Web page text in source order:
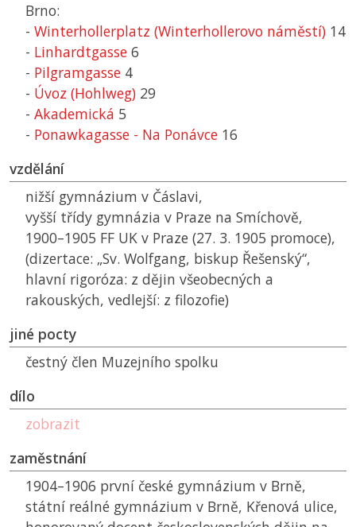
Brno:
- Winterhollerplatz (Winterhollerovo náměstí) 14
- Linhardtgasse 6
- Pilgramgasse 4
- Úvoz (Hohlweg) 29
- Akademická 5
- Ponawkagasse - Na Ponávce 16
vzdělání
nižší gymnázium v Čáslavi,
vyšší třídy gymnázia v Praze na Smíchově,
1900–1905 FF UK v Praze (27. 3. 1905 promoce),
(dizertace: „Sv. Wolfgang, biskup Řešenský“,
hlavní rigoróza: z dějin všeobecných a
rakouských, vedlejší: z filozofie)
jiné pocty
čestný člen Muzejního spolku
dílo
zobrazit
zaměstnání
1904–1906 první české gymnázium v Brně,
státní reálné gymnázium v Brně, Křenová ulice,